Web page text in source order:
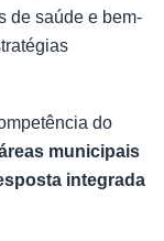
de saúde e bem-
do
municipais
integrada